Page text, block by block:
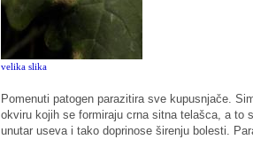
velika slika
Pomenuti patogen parazitira sve kupusnjače.
okviru kojih se formiraju crna sitna telašca, a to
unutar useva i tako doprinose širenju bolesti.